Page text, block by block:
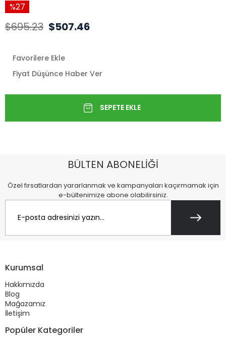
27
$695.23 $507.46
Favorilere Ekle
Fiyat Düşünce Haber Ver
BÜLTEN ABONELİĞİ
Özel fırsatlardan yararlanmak ve kampanyaları kaçırmamak için
e-bültenimize abone olabilirsiniz.
Kurumsal
Hakkımızda
Blog
Mağazamız
İletişim
Popüler Kategoriler